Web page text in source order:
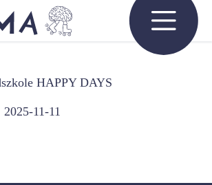
HAPPY DAYS
2025-11-11